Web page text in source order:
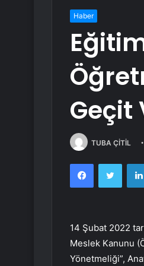
Haber
Geçit
TUBA ÇİTİL
Facebook
14 Şubat 2022
Meslek Kanunu
Yönetmeliği”,